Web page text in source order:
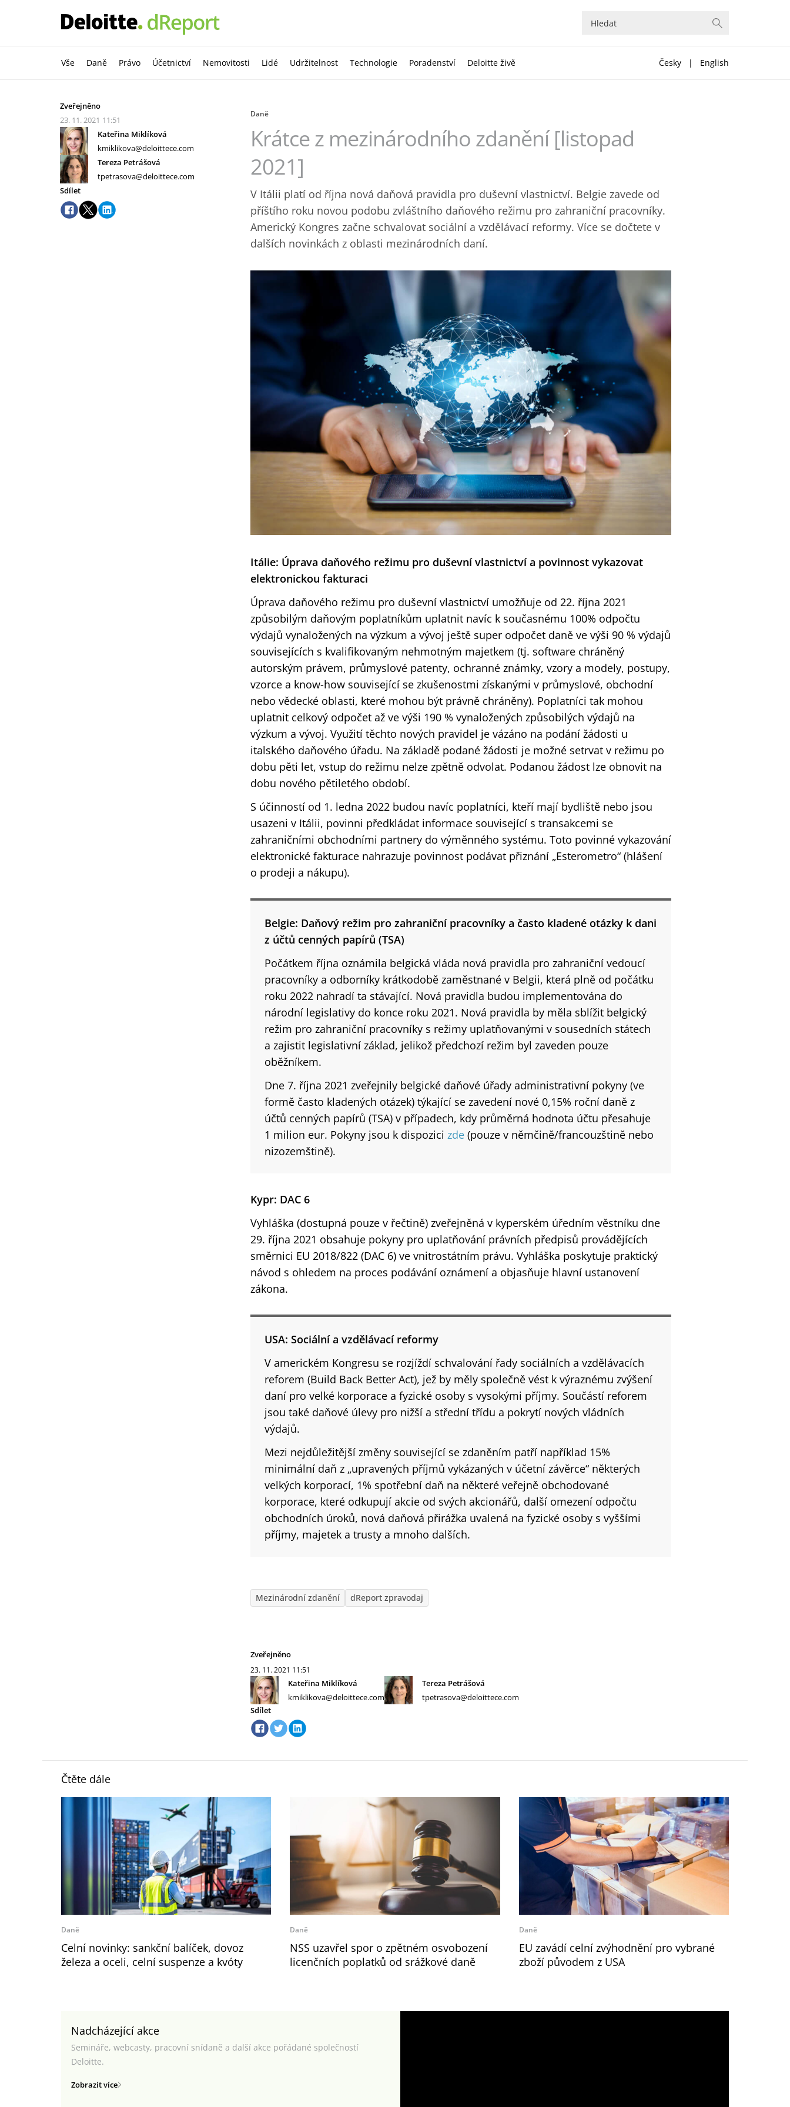
Vše Daně Právo Účetnictví Nemovitosti Lidé Udržitelnost Technologie Poradenství Deloitte živě Česky | English
Zveřejněno
23. 11. 2021 11:51
Kateřina Miklíková
kmiklikova@deloittece.com
Tereza Petrášová
tpetrasova@deloittece.com
Sdílet
Daně
Krátce z mezinárodního zdanění [listopad
2021]
V Itálii platí od října nová daňová pravidla pro duševní vlastnictví. Belgie zavede od
příštího roku novou podobu zvláštního daňového režimu pro zahraniční pracovníky.
Americký Kongres začne schvalovat sociální a vzdělávací reformy. Více se dočtete v
dalších novinkách z oblasti mezinárodních daní.
Itálie: Úprava daňového režimu pro duševní vlastnictví a povinnost vykazovat
elektronickou fakturaci
Úprava daňového režimu pro duševní vlastnictví umožňuje od 22. října 2021
způsobilým daňovým poplatníkům uplatnit navíc k současnému 100% odpočtu
výdajů vynaložených na výzkum a vývoj ještě super odpočet daně ve výši 90 % výdajů
souvisejících s kvalifikovaným nehmotným majetkem (tj. software chráněný
autorským právem, průmyslové patenty, ochranné známky, vzory a modely, postupy,
vzorce a know-how související se zkušenostmi získanými v průmyslové, obchodní
nebo vědecké oblasti, které mohou být právně chráněny). Poplatníci tak mohou
uplatnit celkový odpočet až ve výši 190 % vynaložených způsobilých výdajů na
výzkum a vývoj. Využití těchto nových pravidel je vázáno na podání žádosti u
italského daňového úřadu. Na základě podané žádosti je možné setrvat v režimu po
dobu pěti let, vstup do režimu nelze zpětně odvolat. Podanou žádost lze obnovit na
dobu nového pětiletého období.
S účinností od 1. ledna 2022 budou navíc poplatníci, kteří mají bydliště nebo jsou
usazeni v Itálii, povinni předkládat informace související s transakcemi se
zahraničními obchodními partnery do výměnného systému. Toto povinné vykazování
elektronické fakturace nahrazuje povinnost podávat přiznání „Esterometro“ (hlášení
o prodeji a nákupu).
Belgie: Daňový režim pro zahraniční pracovníky a často kladené otázky k dani
z účtů cenných papírů (TSA)
Počátkem října oznámila belgická vláda nová pravidla pro zahraniční vedoucí
pracovníky a odborníky krátkodobě zaměstnané v Belgii, která plně od počátku
roku 2022 nahradí ta stávající. Nová pravidla budou implementována do
národní legislativy do konce roku 2021. Nová pravidla by měla sblížit belgický
režim pro zahraniční pracovníky s režimy uplatňovanými v sousedních státech
a zajistit legislativní základ, jelikož předchozí režim byl zaveden pouze
oběžníkem.
Dne 7. října 2021 zveřejnily belgické daňové úřady administrativní pokyny (ve
formě často kladených otázek) týkající se zavedení nové 0,15% roční daně z
účtů cenných papírů (TSA) v případech, kdy průměrná hodnota účtu přesahuje
1 milion eur. Pokyny jsou k dispozici zde (pouze v němčině/francouzštině nebo
nizozemštině).
Kypr: DAC 6
Vyhláška (dostupná pouze v řečtině) zveřejněná v kyperském úředním věstníku dne
29. října 2021 obsahuje pokyny pro uplatňování právních předpisů provádějících
směrnici EU 2018/822 (DAC 6) ve vnitrostátním právu. Vyhláška poskytuje praktický
návod s ohledem na proces podávání oznámení a objasňuje hlavní ustanovení
zákona.
USA: Sociální a vzdělávací reformy
V americkém Kongresu se rozjíždí schvalování řady sociálních a vzdělávacích
reforem (Build Back Better Act), jež by měly společně vést k výraznému zvýšení
daní pro velké korporace a fyzické osoby s vysokými příjmy. Součástí reforem
jsou také daňové úlevy pro nižší a střední třídu a pokrytí nových vládních
výdajů.
Mezi nejdůležitější změny související se zdaněním patří například 15%
minimální daň z „upravených příjmů vykázaných v účetní závěrce“ některých
velkých korporací, 1% spotřební daň na některé veřejně obchodované
korporace, které odkupují akcie od svých akcionářů, další omezení odpočtu
obchodních úroků, nová daňová přirážka uvalená na fyzické osoby s vyššími
příjmy, majetek a trusty a mnoho dalších.
Mezinárodní zdanění dReport zpravodaj
Zveřejněno
23. 11. 2021 11:51
Kateřina Miklíková
kmiklikova@deloittece.com
Tereza Petrášová
tpetrasova@deloittece.com
Sdílet
Čtěte dále
Daně
Celní novinky: sankční balíček, dovoz
železa a oceli, celní suspenze a kvóty
Daně
NSS uzavřel spor o zpětném osvobození
licenčních poplatků od srážkové daně
Daně
EU zavádí celní zvýhodnění pro vybrané
zboží původem z USA
Nadcházející akce
Semináře, webcasty, pracovní snídaně a další akce pořádané společností
Deloitte.
Zobrazit více